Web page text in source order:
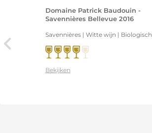
Domaine Patrick Baudouin -
Savennières Bellevue 2016
Savennières | Witte wijn | Biologisch
Bekijken